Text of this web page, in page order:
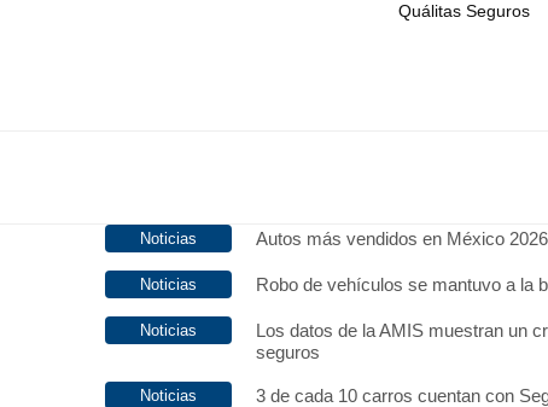
Quálitas Seguros
Autos más vendidos en México 2026
Robo de vehículos se mantuvo a la
Los datos de la AMIS muestran un
seguros
3 de cada 10 carros cuentan con